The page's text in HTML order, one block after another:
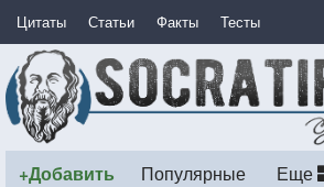
Цитаты Статьи Факты Тесты
+Добавить Популярные Еще